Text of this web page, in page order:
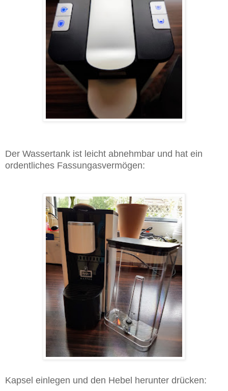
Der Wassertank ist leicht abnehmbar und hat ein
ordentliches Fassungasvermögen:
Kapsel einlegen und den Hebel herunter drücken: